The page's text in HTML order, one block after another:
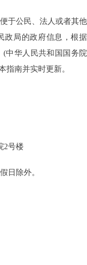
于公民、法人或者其他
政局的政府信息，根据
(中华人民共和国国务院
指南并实时更新。
2号楼
日除外。